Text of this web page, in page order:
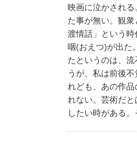
映画に泣かされ
た事が無い。観
渡情話」という
咽(おえつ)が出た
たというのは、
うが、私は前後
れども、あの作
れない。芸術だ
したい時がある